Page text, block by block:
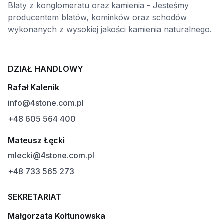
Blaty z konglomeratu oraz kamienia - Jesteśmy
producentem blatów, kominków oraz schodów
wykonanych z wysokiej jakości kamienia naturalnego.
DZIAŁ HANDLOWY
Rafał Kalenik
info@4stone.com.pl
+48 605 564 400
Mateusz Łęcki
mlecki@4stone.com.pl
+48 733 565 273
SEKRETARIAT
Małgorzata Kołtunowska